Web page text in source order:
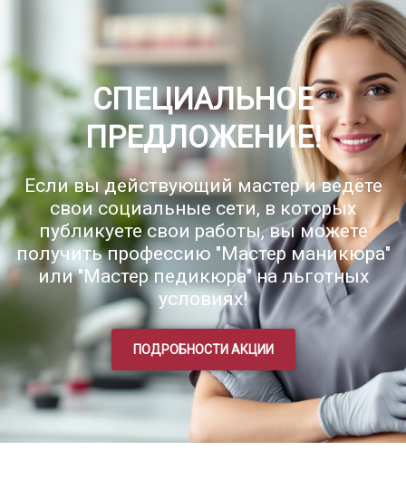
СПЕЦИАЛЬНОЕ
ПРЕДЛОЖЕНИЕ!
Если вы действующий мастер и ведёте
свои социальные сети, в которых
публикуете свои работы, вы можете
получить профессию "Мастер маникюра"
или "Мастер педикюра" на льготных
условиях!
ПОДРОБНОСТИ АКЦИИ